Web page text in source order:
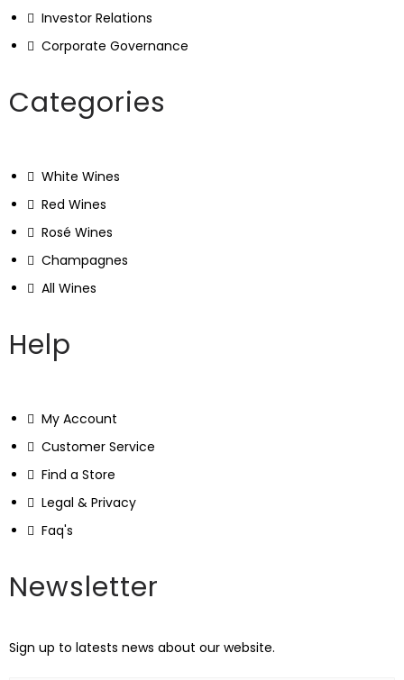
Investor Relations
Corporate Governance
Categories
White Wines
Red Wines
Rosé Wines
Champagnes
All Wines
Help
My Account
Customer Service
Find a Store
Legal & Privacy
Faq's
Newsletter
Sign up to latests news about our website.